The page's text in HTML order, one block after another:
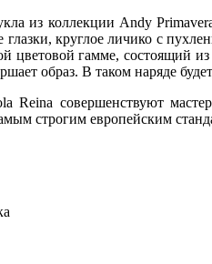
из коллекции Andy
глазки, круглое личико с
цветовой гамме, состоящий
образ. В таком наряде
Reina совершенствуют
строгим европейским